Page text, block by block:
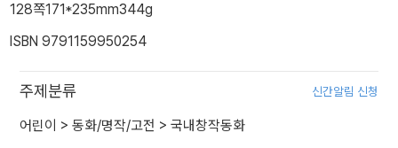
128쪽171*235mm344g
ISBN 9791159950254
주제분류 신간알림 신청
어린이 > 동화/명작/고전 > 국내창작동화